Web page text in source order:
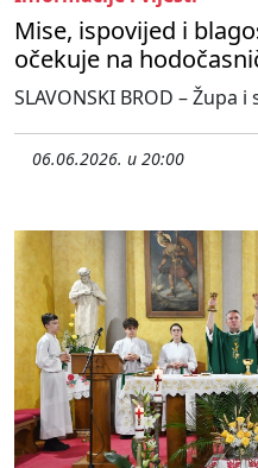
Mise, ispovijed i
očekuje na
SLAVONSKI BROD – Župa
06.06.2026. u 20:00